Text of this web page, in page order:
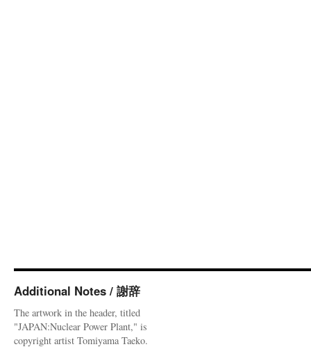
Additional Notes / 謝辞
The artwork in the header, titled
"JAPAN:Nuclear Power Plant," is
copyright artist Tomiyama Taeko.